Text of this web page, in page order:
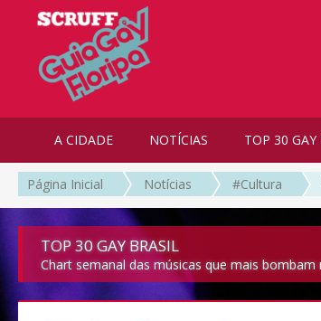
A CIDADE NOTÍCIAS TOP 30 GAY
Página Inicial Notícias #Cultura
TOP 30 GAY BRASIL
Chart semanal das músicas que mais bombam